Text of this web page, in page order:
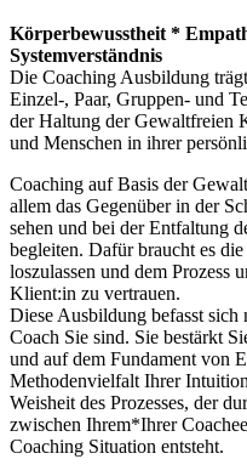
Körperbewusstheit *
Systemverständnis
Die Coaching Ausbildung
Einzel-, Paar, Gruppen- und
der Haltung der Gewaltfreien
und Menschen in ihrer
Coaching auf Basis der
allem das Gegenüber in der
sehen und bei der Entfaltung
begleiten. Dafür braucht es
loszulassen und dem Prozess
Klient:in zu vertrauen.
Diese Ausbildung befasst
Coach Sie sind. Sie bestärkt
und auf dem Fundament von
Methodenvielfalt Ihrer
Weisheit des Prozesses, der
zwischen Ihrem*Ihrer
Coaching Situation entsteht.